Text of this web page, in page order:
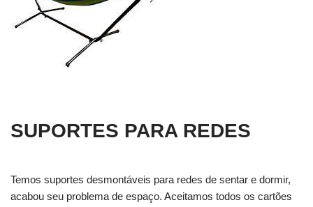
SUPORTES PARA REDES
Temos suportes desmontáveis para redes de sentar e dormir,
acabou seu problema de espaço. Aceitamos todos os cartões